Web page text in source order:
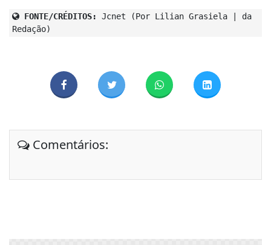
FONTE/CRÉDITOS:
Jcnet (Por Lilian Grasiela | da
Redação)
Comentários: